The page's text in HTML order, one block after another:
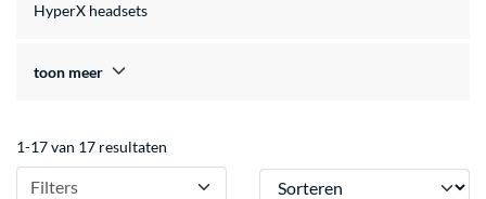
HyperX headsets
toon meer
1-17 van 17 resultaten
Filters Sorteren